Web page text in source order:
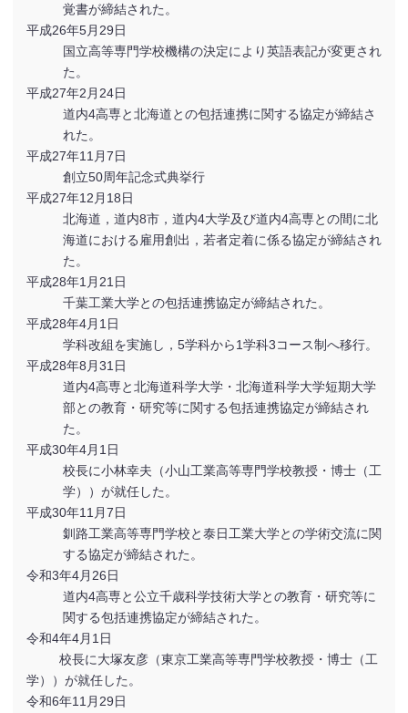
覚書が締結された。
平成26年5月29日
国立高等専門学校機構の決定により英語表記が変更され
た。
平成27年2月24日
道内4高専と北海道との包括連携に関する協定が締結さ
れた。
平成27年11月7日
創立50周年記念式典挙行
平成27年12月18日
北海道，道内8市，道内4大学及び道内4高専との間に北
海道における雇用創出，若者定着に係る協定が締結され
た。
平成28年1月21日
千葉工業大学との包括連携協定が締結された。
平成28年4月1日
学科改組を実施し，5学科から1学科3コース制へ移行。
平成28年8月31日
道内4高専と北海道科学大学・北海道科学大学短期大学
部との教育・研究等に関する包括連携協定が締結され
た。
平成30年4月1日
校長に小林幸夫（小山工業高等専門学校教授・博士（工
学））が就任した。
平成30年11月7日
釧路工業高等専門学校と泰日工業大学との学術交流に関
する協定が締結された。
令和3年4月26日
道内4高専と公立千歳科学技術大学との教育・研究等に
関する包括連携協定が締結された。
令和4年4月1日
校長に大塚友彦（東京工業高等専門学校教授・博士（工
学））が就任した。
令和6年11月29日